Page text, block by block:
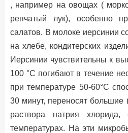
, например на овощах (
репчатый лук), особенно
салатов. В молоке иерсинии
на хлебе, кондитерских
Иерсинии чувствительны к
100 °С погибают в течение
при температуре 50-60°C
30 минут, переносят большие
раствора натрия хлорида,
температурах. На эти